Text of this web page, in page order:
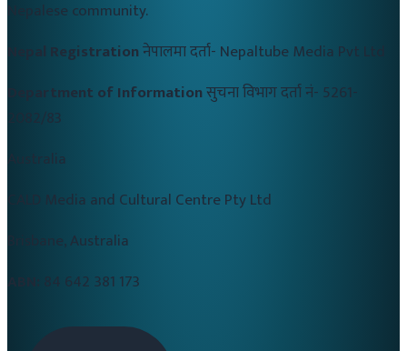
Nepalese community.
Nepal Registrationनेपालमा दर्ता- Nepaltube Media Pvt Ltd
Department of Informationसुचना विभाग दर्ता नं- 5261-
2082/83
Australia
CALD Media and Cultural Centre Pty Ltd
Brisbane, Australia
84 642 381 173